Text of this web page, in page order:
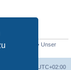
• Unser
UTC+02:00